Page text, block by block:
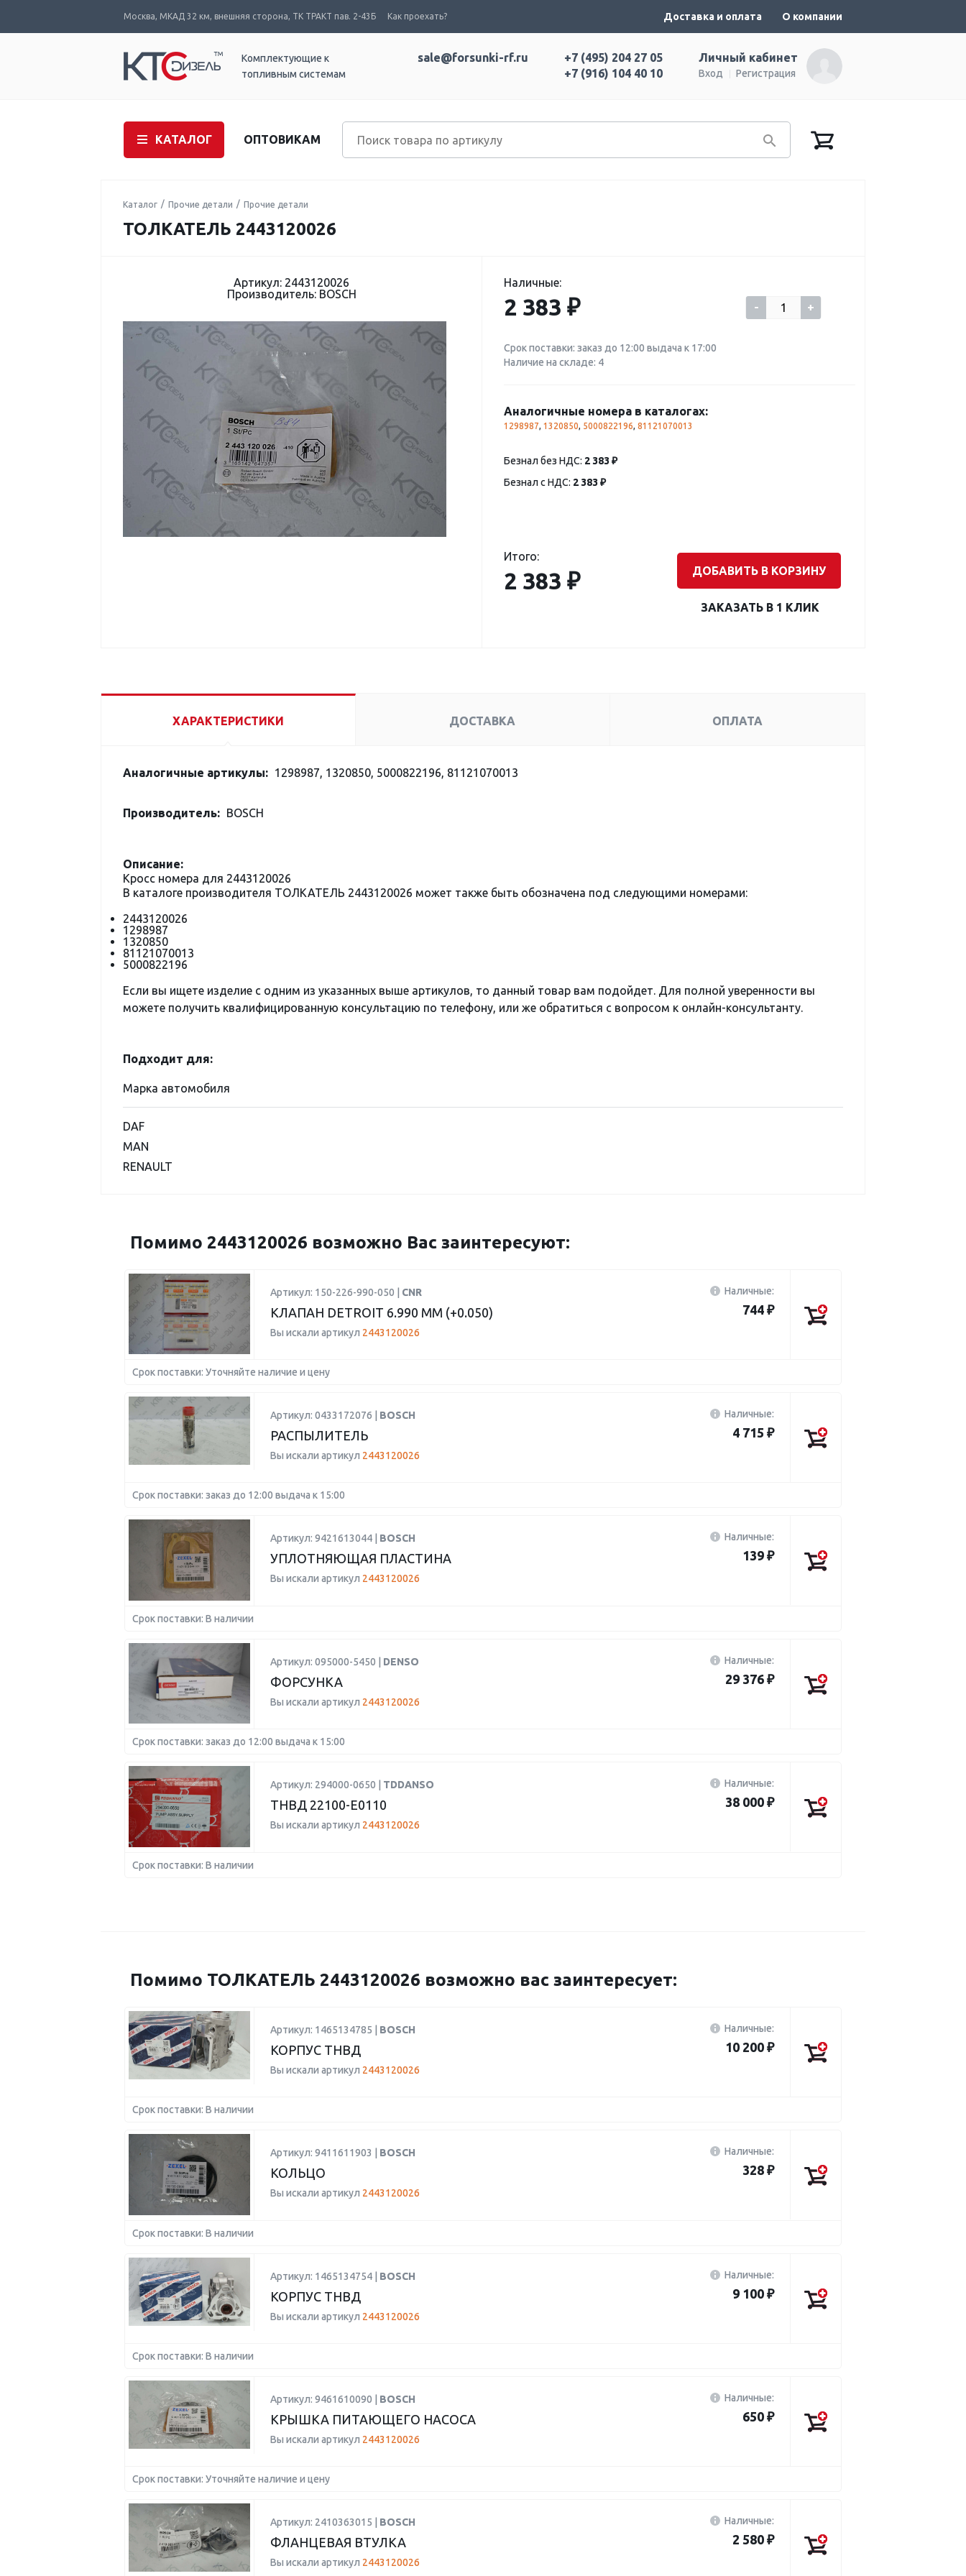
Москва, МКАД 32 км, внешняя сторона, ТК ТРАКТ пав. 2-43Б Как проехать? Доставка и оплата О компании
Комплектующие к
топливным системам
Личный кабинет
Вход Регистрация
+7 (495) 204 27 05
+7 (916) 104 40 10
sale@forsunki-rf.ru
КАТАЛОГ ОПТОВИКАМ
Каталог Прочие детали Прочие детали
ТОЛКАТЕЛЬ 2443120026
Артикул: 2443120026
Производитель: BOSCH
Наличные:
2 383 ₽ - +
Срок поставки: заказ до 12:00 выдача к 17:00
Наличие на складе: 4
Аналогичные номера в каталогах:
1298987, 1320850, 5000822196, 81121070013
Безнал без НДС: 2 383 ₽
Безнал с НДС: 2 383 ₽
Итого:
2 383 ₽ ДОБАВИТЬ В КОРЗИНУ
ЗАКАЗАТЬ В 1 КЛИК
ХАРАКТЕРИСТИКИ ДОСТАВКА ОПЛАТА
Аналогичные артикулы: 1298987, 1320850, 5000822196, 81121070013
Производитель: BOSCH
Описание:
Кросс номера для 2443120026
В каталоге производителя ТОЛКАТЕЛЬ 2443120026 может также быть обозначена под следующими номерами:
2443120026
1298987
1320850
81121070013
5000822196
Если вы ищете изделие с одним из указанных выше артикулов, то данный товар вам подойдет. Для полной уверенности вы
можете получить квалифицированную консультацию по телефону, или же обратиться с вопросом к онлайн-консультанту.
Подходит для:
Марка автомобиля
DAF
MAN
RENAULT
Помимо 2443120026 возможно Вас заинтересуют:
Артикул: 150-226-990-050 | CNR
КЛАПАН DETROIT 6.990 ММ (+0.050)
Вы искали артикул 2443120026
Наличные:
744 ₽
Срок поставки: Уточняйте наличие и цену
Артикул: 0433172076 | BOSCH
РАСПЫЛИТЕЛЬ
Вы искали артикул 2443120026
Наличные:
4 715 ₽
Срок поставки: заказ до 12:00 выдача к 15:00
Артикул: 9421613044 | BOSCH
УПЛОТНЯЮЩАЯ ПЛАСТИНА
Вы искали артикул 2443120026
Наличные:
139 ₽
Срок поставки: В наличии
Артикул: 095000-5450 | DENSO
ФОРСУНКА
Вы искали артикул 2443120026
Наличные:
29 376 ₽
Срок поставки: заказ до 12:00 выдача к 15:00
Артикул: 294000-0650 | TDDANSO
ТНВД 22100-E0110
Вы искали артикул 2443120026
Наличные:
38 000 ₽
Срок поставки: В наличии
Помимо ТОЛКАТЕЛЬ 2443120026 возможно вас заинтересует:
Артикул: 1465134785 | BOSCH
КОРПУС ТНВД
Вы искали артикул 2443120026
Наличные:
10 200 ₽
Срок поставки: В наличии
Артикул: 9411611903 | BOSCH
КОЛЬЦО
Вы искали артикул 2443120026
Наличные:
328 ₽
Срок поставки: В наличии
Артикул: 1465134754 | BOSCH
КОРПУС ТНВД
Вы искали артикул 2443120026
Наличные:
9 100 ₽
Срок поставки: В наличии
Артикул: 9461610090 | BOSCH
КРЫШКА ПИТАЮЩЕГО НАСОСА
Вы искали артикул 2443120026
Наличные:
650 ₽
Срок поставки: Уточняйте наличие и цену
Артикул: 2410363015 | BOSCH
ФЛАНЦЕВАЯ ВТУЛКА
Вы искали артикул 2443120026
Наличные:
2 580 ₽